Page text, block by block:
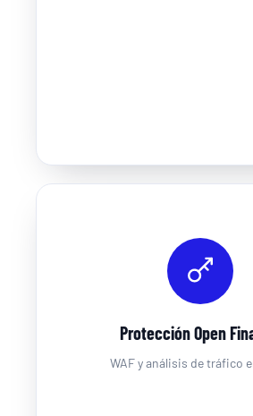
Protección Open
WAF y análisis de tráfico